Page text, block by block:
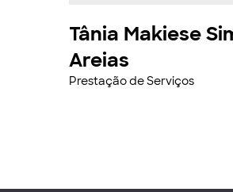
Tânia Makiese
Areias
Prestação de Serviços